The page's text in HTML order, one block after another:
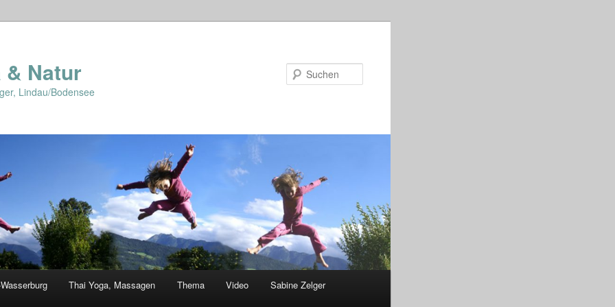
& Natur
Lindau/Bodensee
Thai Yoga, Massagen Thema Video Sabine Zelger